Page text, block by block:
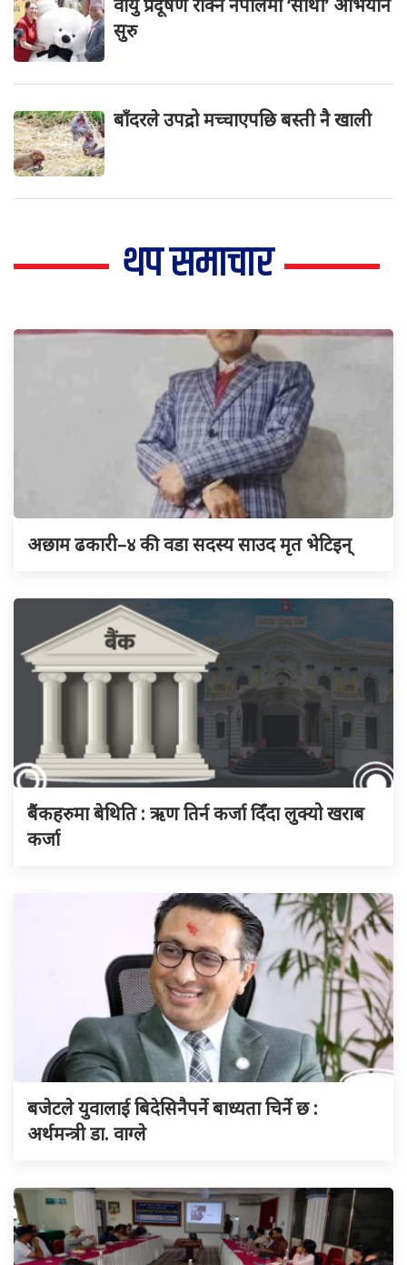
वायु प्रदूषण रोक्न नेपालमा ‘साथी’ अभियान
सुरु
बाँदरले उपद्रो मच्चाएपछि बस्ती नै खाली
थप समाचार
अछाम ढकारी–४ की वडा सदस्य साउद मृत भेटिइन्
बैंकहरुमा बेथिति : ऋण तिर्न कर्जा दिँदा लुक्यो खराब
कर्जा
बजेटले युवालाई बिदेसिनैपर्ने बाध्यता चिर्ने छ :
अर्थमन्त्री डा. वाग्ले